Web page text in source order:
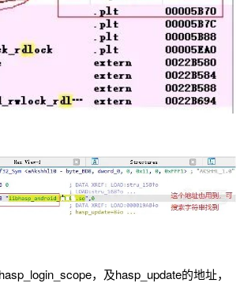
，及hasp_update的地址，